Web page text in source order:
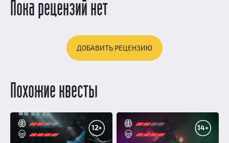
Пока рецензий нет
ДОБАВИТЬ РЕЦЕНЗИЮ
Похожие квесты
12+ 14+